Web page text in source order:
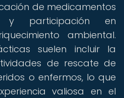
de medicamentos
y participación en
ambiental.
suelen incluir la
de rescate de
o enfermos, lo que
valiosa en el